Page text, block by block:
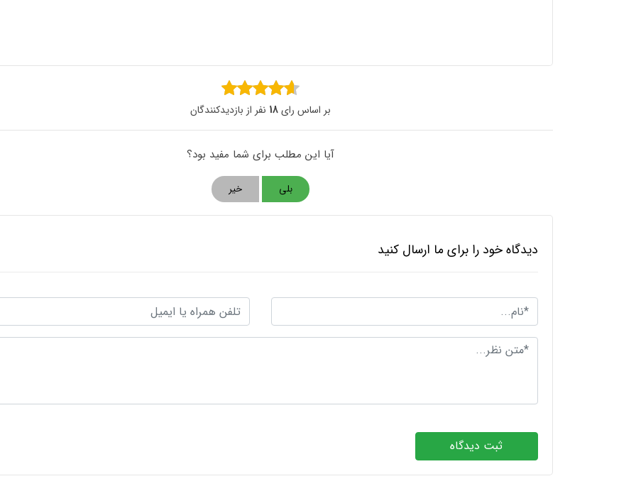
بر اساس رای18 نفر از بازدیدکنندگان
آیا این مطلب برای شما مفید بود؟
بلی خیر
دیدگاه خود را برای ما ارسال کنید
ثبت دیدگاه